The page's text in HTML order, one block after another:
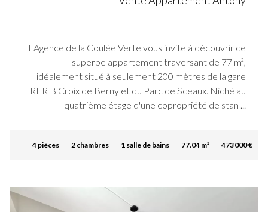
L'Agence de la Coulée Verte vous invite à découvrir ce
superbe appartement traversant de 77 m²,
idéalement situé à seulement 200 mètres de la gare
RER B Croix de Berny et du Parc de Sceaux. Niché au
quatrième étage d'une copropriété de stan ...
4 pièces 2 chambres 1 salle de bains 77.04 m² 473 000 €